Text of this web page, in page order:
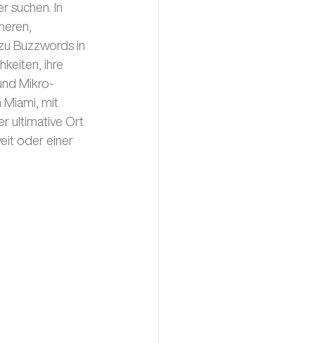
suchen. In
Buzzwords in
ihre
Mikro-
mit
ultimative Ort
oder einer